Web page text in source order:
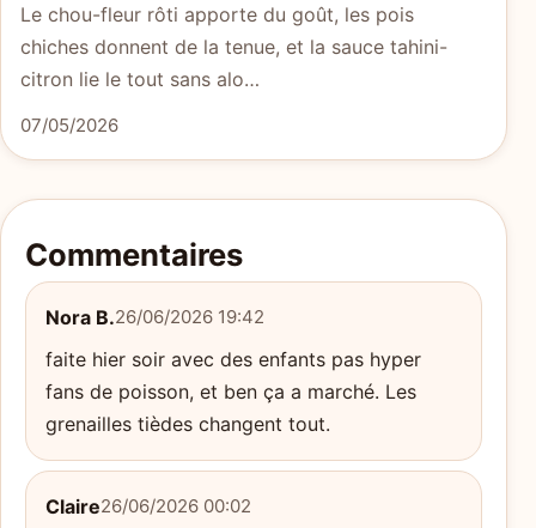
Le chou-fleur rôti apporte du goût, les pois
chiches donnent de la tenue, et la sauce tahini-
citron lie le tout sans alo…
07/05/2026
Commentaires
Nora B.26/06/2026 19:42
faite hier soir avec des enfants pas hyper
fans de poisson, et ben ça a marché. Les
grenailles tièdes changent tout.
Claire26/06/2026 00:02